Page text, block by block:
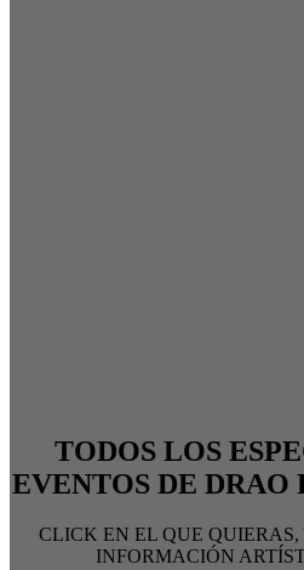
TODOS LOS
EVENTOS DE DRAO
CLICK EN EL QUE
INFORMACIÓN